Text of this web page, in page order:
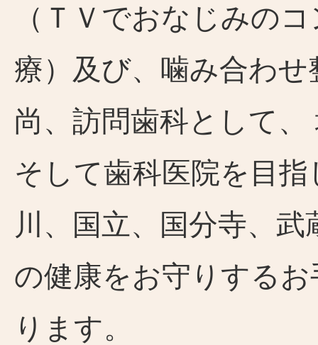
（ＴＶでおなじみの
療）及び、噛み合わ
尚、訪問歯科として
そして歯科医院を目
川、国立、国分寺、
の健康をお守りする
ります。